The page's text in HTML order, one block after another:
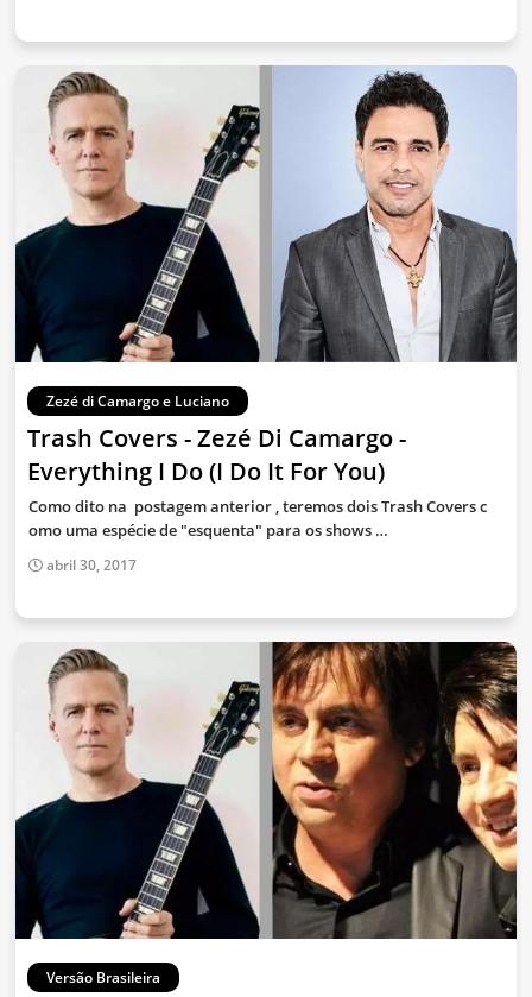
Zezé di Camargo e Luciano
Trash Covers - Zezé Di Camargo -
Everything I Do (I Do It For You)
Como dito na postagem anterior , teremos dois Trash Covers c
omo uma espécie de "esquenta" para os shows …
abril 30, 2017
Versão Brasileira